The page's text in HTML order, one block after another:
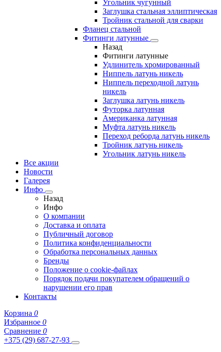
Угольник чугунный
Заглушка стальная эллиптическая
Тройник стальной для сварки
Фланец стальной
Фитинги латунные
Назад
Фитинги латунные
Удлинитель хромированный
Ниппель латунь никель
Ниппель переходной латунь
никель
Заглушка латунь никель
Футорка латунная
Американка латунная
Муфта латунь никель
Переход реборда латунь никель
Тройник латунь никель
Угольник латунь никель
Все акции
Новости
Галерея
Инфо
Назад
Инфо
О компании
Доставка и оплата
Публичный договор
Политика конфиденциальности
Обработка персональных данных
Бренды
Положение о cookie-файлах
Порядок подачи покупателем обращений о
нарушении его прав
Контакты
Корзина 0
Избранное 0
Сравнение 0
+375 (29) 687-27-93